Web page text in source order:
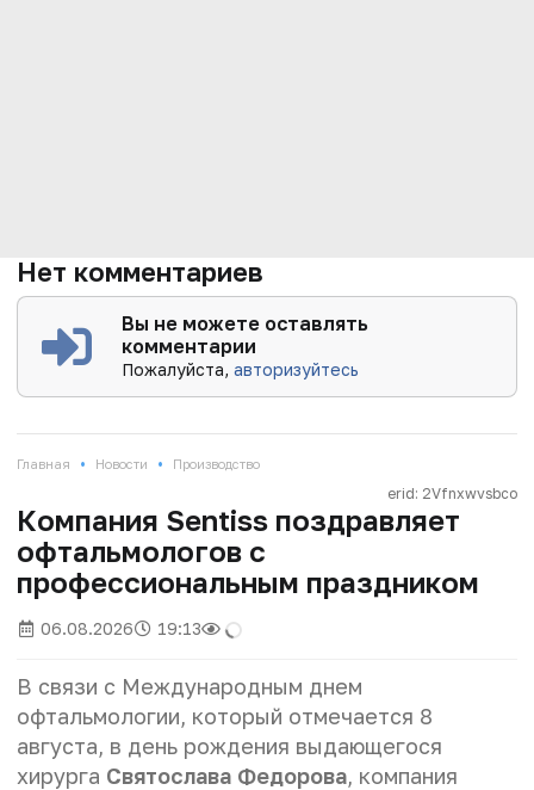
Нет комментариев
Вы не можете оставлять
комментарии
Пожалуйста,авторизуйтесь
Главная • Новости • Производство
erid: 2Vfnxwvsbco
Компания Sentiss поздравляет
офтальмологов с
профессиональным праздником
06.08.2026 19:13
В связи с Международным днем
офтальмологии, который отмечается 8
августа, в день рождения выдающегося
хирурга Святослава Федорова, компания